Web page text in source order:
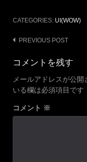
CATEGORIES: UI(WOW)
Post
navigation
PREVIOUS POST
コメントを残す
メールアドレスが公開
いる欄は必須項目です
コメント ※